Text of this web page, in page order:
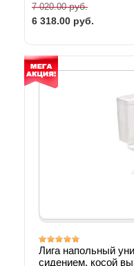
7 020.00руб.
6 318.00 руб.
Лига напольный
сидением, косой